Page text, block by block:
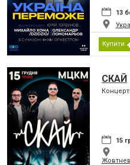
Федерації профспілок
13
Купити
Федерації профспілок
СКАЙ
15